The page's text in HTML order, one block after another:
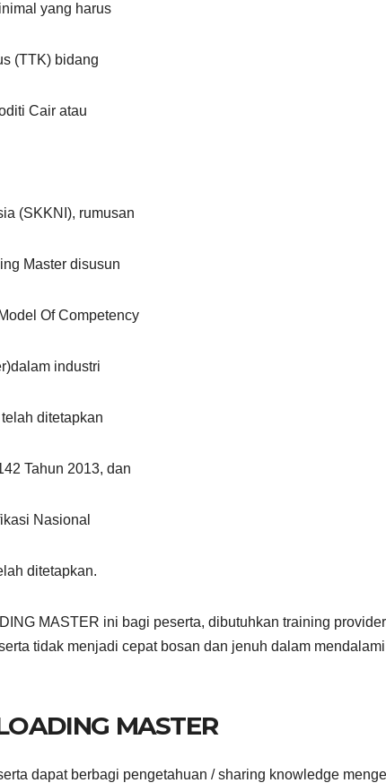
yang harus
(TTK) bidang
Cair atau
(SKKNI), rumusan
Master disusun
Of Competency
industri
ditetapkan
Tahun 2013, dan
Nasional
ditetapkan.
MASTER ini bagi peserta, dibutuhkan training
tidak menjadi cepat bosan dan jenuh dalam mendalami
MASTER
dapat berbagi pengetahuan / sharing knowledge